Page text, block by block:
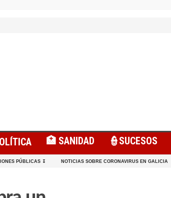
🏥 SANIDAD 👮SUCESOS
PÚBLICAS ↧ NOTICIAS SOBRE CORONAVIRUS EN GALICIA